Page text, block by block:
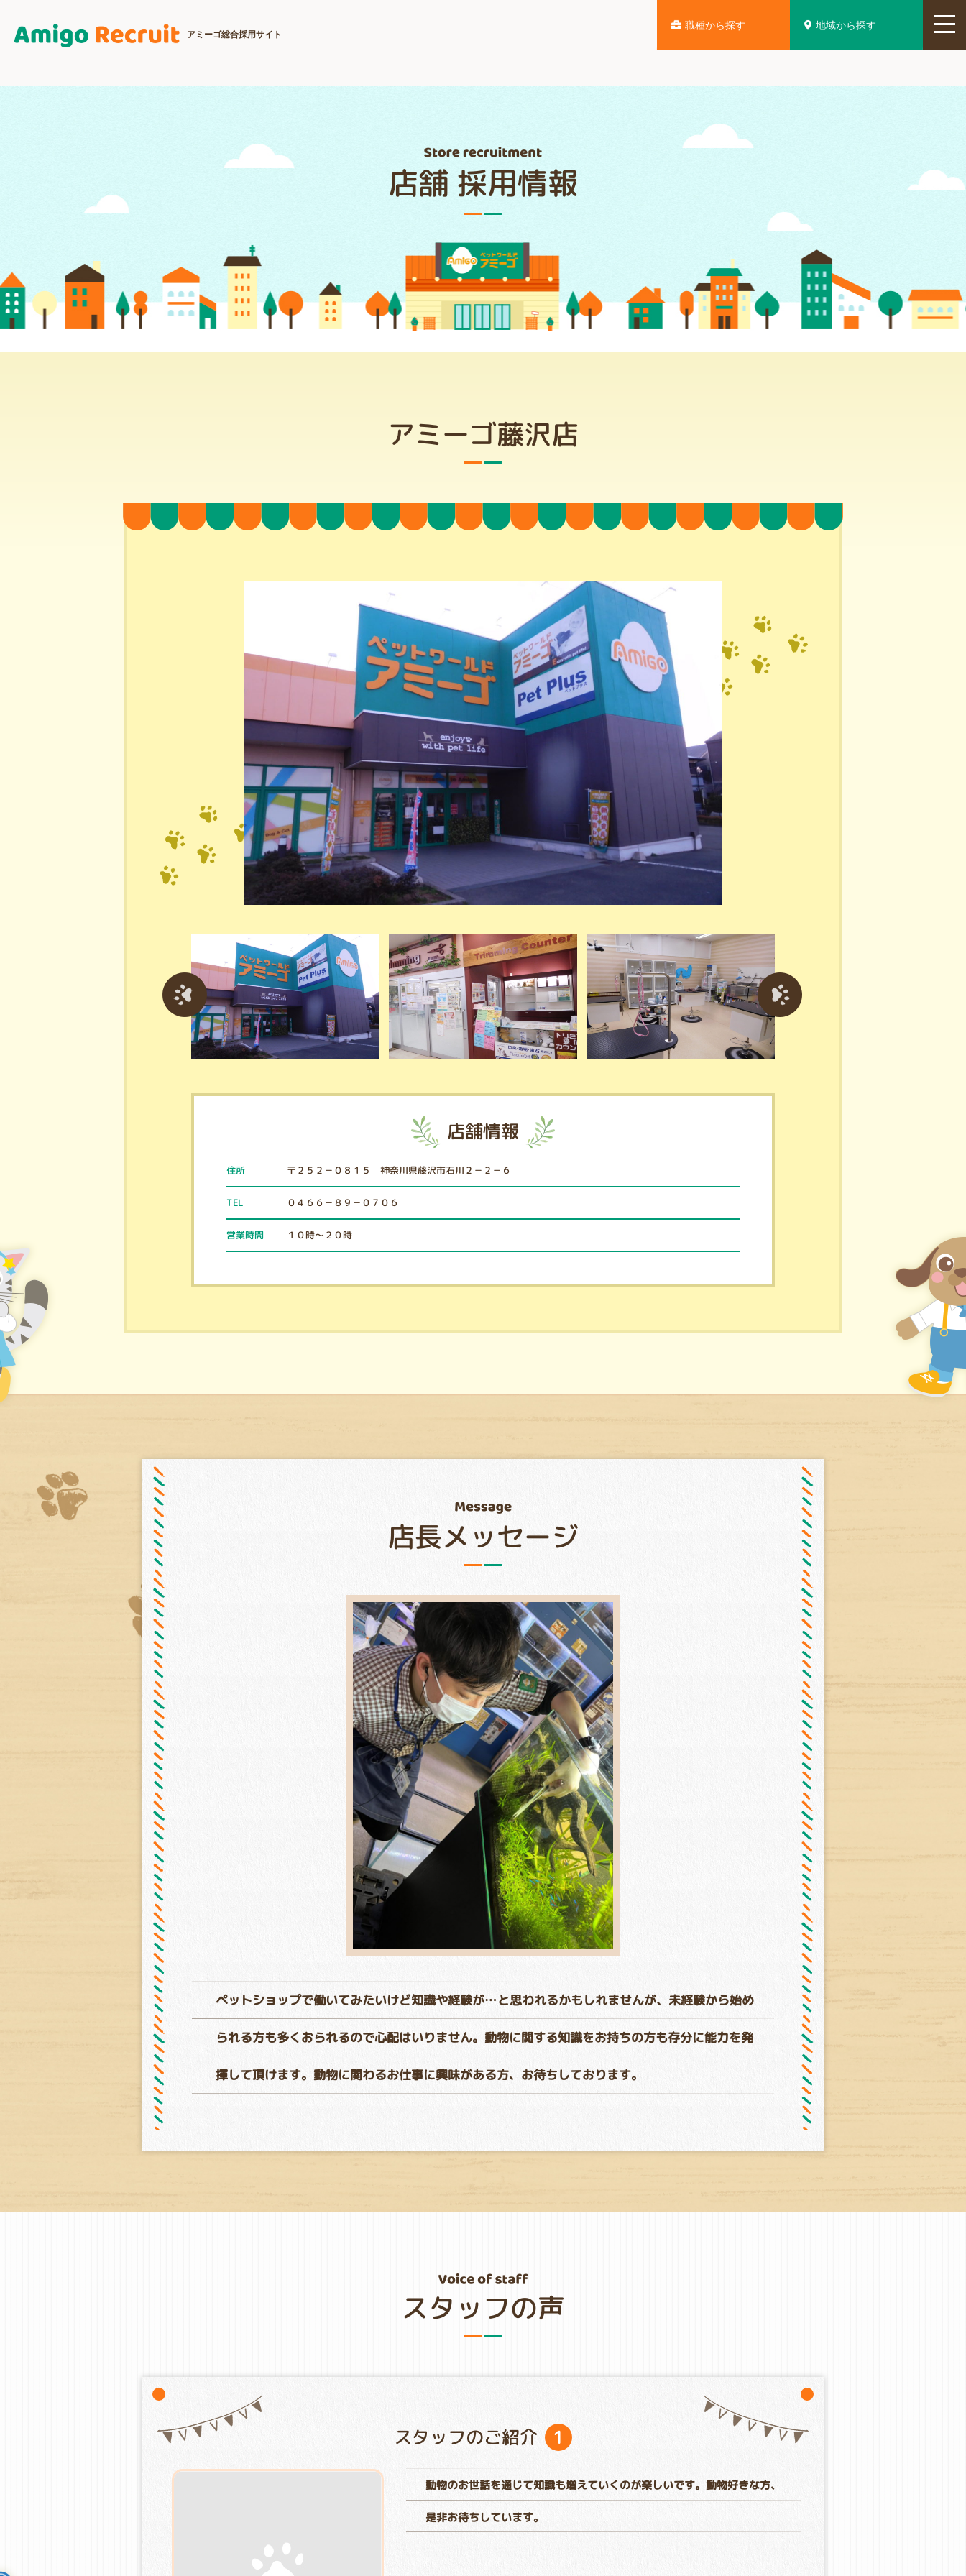
アミーゴ総合採用サイト
職種から探す 地域から探す
店舗 採用情報
アミーゴ藤沢店
店舗情報
住所 〒２５２－０８１５ 神奈川県藤沢市石川２－２－６
TEL ０４６６－８９－０７０６
営業時間 １０時～２０時
店長メッセージ
ペットショップで働いてみたいけど知識や経験が…と思われるかもしれませんが、未経験から始め
られる方も多くおられるので心配はいりません。動物に関する知識をお持ちの方も存分に能力を発
揮して頂けます。動物に関わるお仕事に興味がある方、お待ちしております。
スタッフの声
スタッフのご紹介 1
動物のお世話を通じて知識も増えていくのが楽しいです。動物好きな方、
是非お待ちしています。